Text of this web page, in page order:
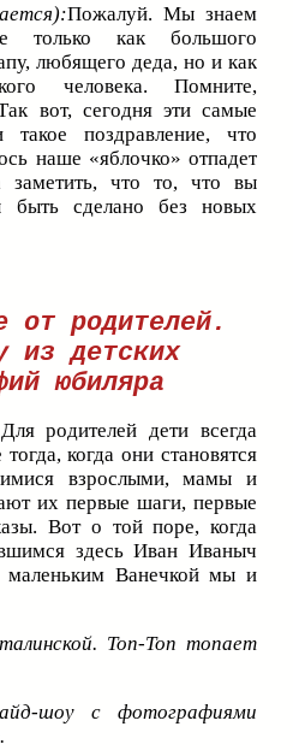
Пожалуй. Мы знаем
только как большого
любящего деда, но и как
человека. Помните,
вот, сегодня эти самые
такое поздравление, что
наше «яблочко» отпадет
что то, что вы
сделано без новых
от родителей.
из детских
юбиляра
родителей дети всегда
когда они становятся
взрослыми, мамы и
их первые шаги, первые
Вот о той поре, когда
здесь Иван Иваныч
маленьким Ванечкой мы и
Топ-Топ топает
шоу с фотографиями